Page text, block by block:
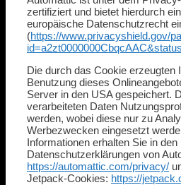
zertifiziert und bietet hierdurch
europäische Datenschutzrecht
(https://www.privacyshield.gov/
Die durch das Cookie erzeugten
Benutzung dieses
Server in den USA gespeichert.
verarbeiteten Daten
werden, wobei diese nur zu
Werbezwecken eingesetzt
Informationen erhalten Sie in den
Datenschutzerklärungen von
https://automattic.com/privacy/
Jetpack-Cookies: https://